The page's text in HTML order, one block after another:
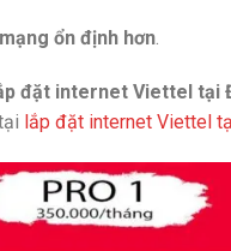
ổn định hơn.
đặt internet Viettel tại
lắp đặt internet Viettel